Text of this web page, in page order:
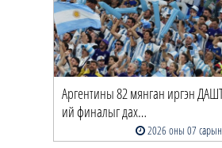
Аргентины 82 мянган иргэн
ий финалыг дах…
2026 оны 07